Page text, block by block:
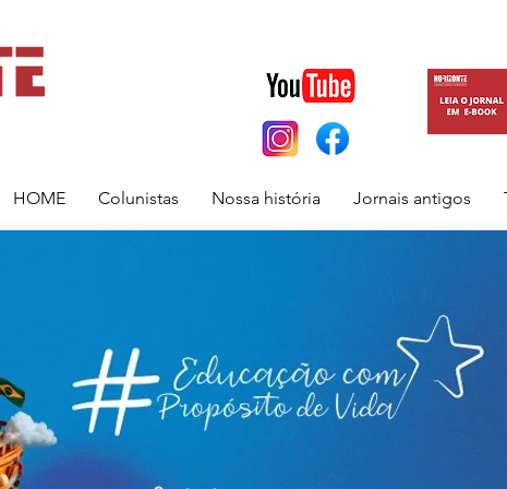
HOME Colunistas Nossa história Jornais antigos